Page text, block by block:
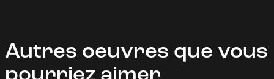
Autres oeuvres que vous